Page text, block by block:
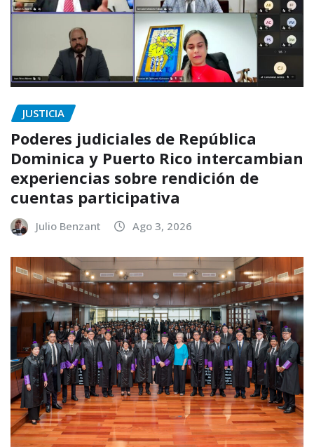
JUSTICIA
Poderes judiciales de República
Dominica y Puerto Rico intercambian
experiencias sobre rendición de
cuentas participativa
Julio Benzant Ago 3, 2026